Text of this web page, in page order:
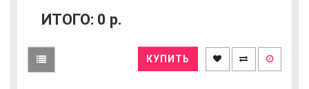
ИТОГО: 0 р.
КУПИТЬ